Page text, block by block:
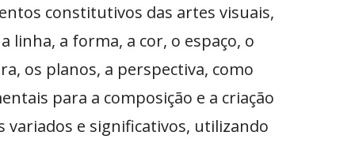
constitutivos das artes visuais,
linha, a forma, a cor, o espaço, o
os planos, a perspectiva, como
para a composição e a criação
variados e significativos, utilizando